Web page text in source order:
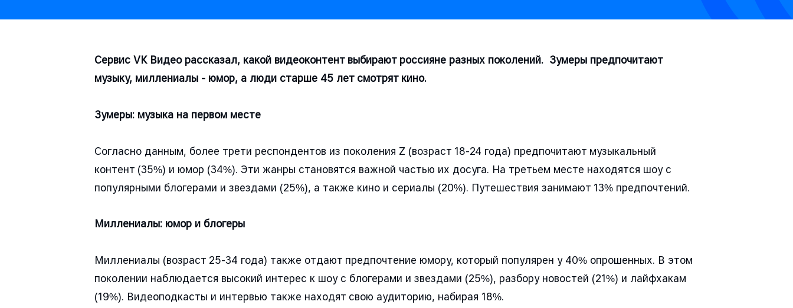
Сервис VK Видео рассказал, какой видеоконтент выбирают россияне разных поколений. Зумеры предпочитают
музыку, миллениалы - юмор, а люди старше 45 лет смотрят кино.
Зумеры: музыка на первом месте
Согласно данным, более трети респондентов из поколения Z (возраст 18-24 года) предпочитают музыкальный
контент (35%) и юмор (34%). Эти жанры становятся важной частью их досуга. На третьем месте находятся шоу с
популярными блогерами и звездами (25%), а также кино и сериалы (20%). Путешествия занимают 13% предпочтений.
Миллениалы: юмор и блогеры
Миллениалы (возраст 25-34 года) также отдают предпочтение юмору, который популярен у 40% опрошенных. В этом
поколении наблюдается высокий интерес к шоу с блогерами и звездами (25%), разбору новостей (21%) и лайфхакам
(19%). Видеоподкасты и интервью также находят свою аудиторию, набирая 18%.